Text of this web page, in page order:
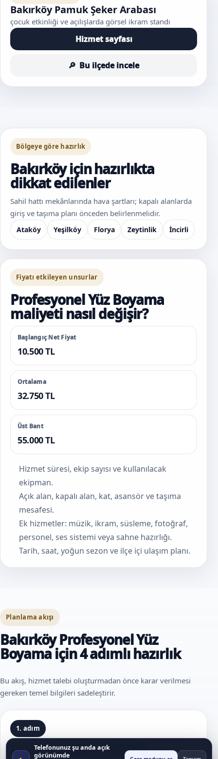
Bakırköy Pamuk Şeker Arabası
çocuk etkinliği ve açılışlarda görsel ikram standı
Hizmet sayfası
Bu ilçede incele
Bölgeye göre hazırlık
Bakırköy için hazırlıkta
dikkat edilenler
Sahil hattı mekânlarında hava şartları; kapalı alanlarda
giriş ve taşıma planı önceden belirlenmelidir.
Ataköy Yeşilköy Florya Zeytinlik İncirli
Fiyatı etkileyen unsurlar
Profesyonel Yüz Boyama
maliyeti nasıl değişir?
Başlangıç Net Fiyat
10.500 TL
Ortalama
32.750 TL
Üst Bant
55.000 TL
Hizmet süresi, ekip sayısı ve kullanılacak
ekipman.
Açık alan, kapalı alan, kat, asansör ve taşıma
mesafesi.
Ek hizmetler: müzik, ikram, süsleme, fotoğraf,
personel, ses sistemi veya sahne hazırlığı.
Tarih, saat, yoğun sezon ve ilçe içi ulaşım planı.
Planlama akışı
Bakırköy Profesyonel Yüz
Boyama için 4 adımlı hazırlık
Bu akış, hizmet talebi oluşturmadan önce karar verilmesi
gereken temel bilgileri sadeleştirir.
1. adım
Lokasyon bilgisini netleştirin
Telefonunuz şu anda açık
görünümde